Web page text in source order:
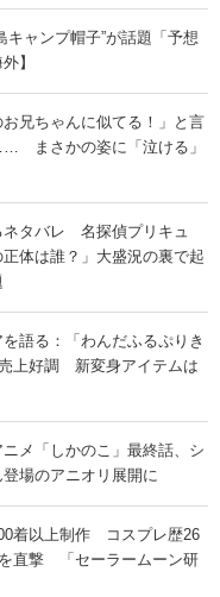
キャンプ帽子”が話題「予想
】
兄ちゃんに似てる！」と言
まさかの姿に「泣ける」
ネタバレ 名探偵プリキュ
体は誰？」大盛況の裏で起
語る：「わんだふるぷりき
売上好調 新変身アイテムは
メ「しかのこ」最終話、シ
場のアニオリ展開に
着以上制作 コスプレ歴26
直撃 「セーラームーン研